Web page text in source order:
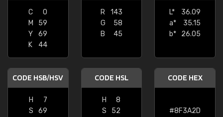
C
0
M
59
Y
69
K
44
R
143
G
58
B
45
L*
36.09
a*
35.15
b*
26.05
CODE HSB/HSV
H
7
S
69
CODE HSL
H
8
S
52
CODE HEX
#8F3A2D